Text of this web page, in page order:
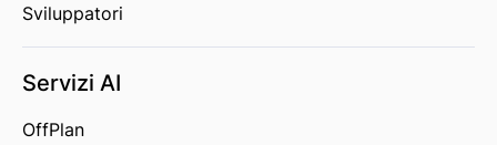
Sviluppatori
Servizi AI
OffPlan